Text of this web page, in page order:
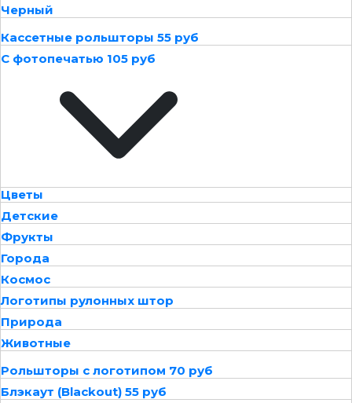
Черный
Кассетные рольшторы 55 руб
С фотопечатью 105 руб
Цветы
Детские
Фрукты
Города
Космос
Логотипы рулонных штор
Природа
Животные
Рольшторы с логотипом 70 руб
Блэкаут (Blackout) 55 руб